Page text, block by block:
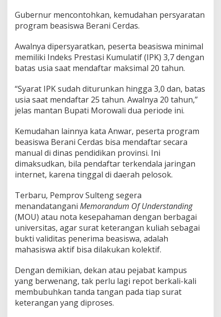
Gubernur mencontohkan, kemudahan persyaratan
program beasiswa Berani Cerdas.
Awalnya dipersyaratkan, peserta beasiswa minimal
memiliki Indeks Prestasi Kumulatif (IPK) 3,7 dengan
batas usia saat mendaftar maksimal 20 tahun.
“Syarat IPK sudah diturunkan hingga 3,0 dan, batas
usia saat mendaftar 25 tahun. Awalnya 20 tahun,”
jelas mantan Bupati Morowali dua periode ini.
Kemudahan lainnya kata Anwar, peserta program
beasiswa Berani Cerdas bisa mendaftar secara
manual di dinas pendidikan provinsi. Ini
dimaksudkan, bila pendaftar terkendala jaringan
internet, karena tinggal di daerah pelosok.
Terbaru, Pemprov Sulteng segera
menandatangani Memorandum Of Understanding
(MOU) atau nota kesepahaman dengan berbagai
universitas, agar surat keterangan kuliah sebagai
bukti validitas penerima beasiswa, adalah
mahasiswa aktif bisa dilakukan kolektif.
Dengan demikian, dekan atau pejabat kampus
yang berwenang, tak perlu lagi repot berkali-kali
membubuhkan tanda tangan pada tiap surat
keterangan yang diproses.